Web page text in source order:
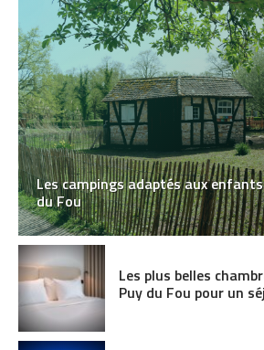
Les campings adaptés aux
du Fou
Les plus belles
Puy du Fou pour un